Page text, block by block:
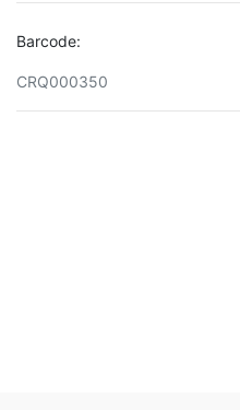
Barcode:
CRQ000350